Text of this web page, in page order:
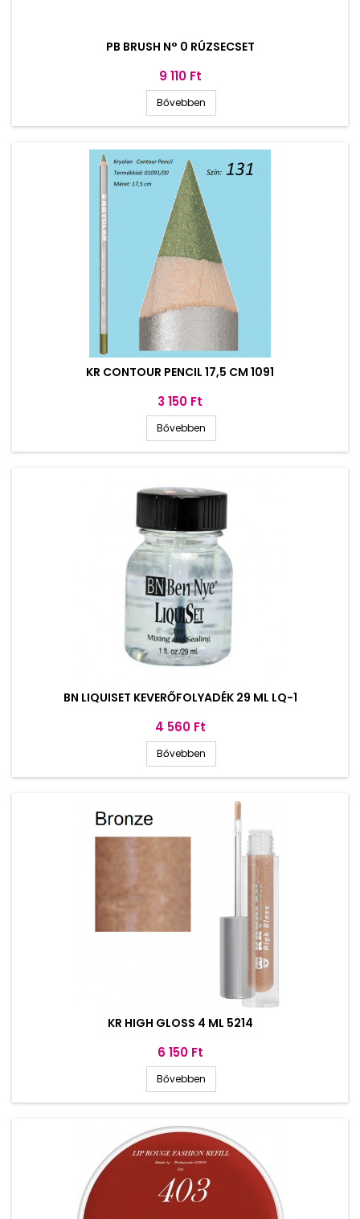
PB BRUSH N° 0 RÚZSECSET
Ár
9 110 Ft
Bővebben
KR CONTOUR PENCIL 17,5 CM 1091
Ár
3 150 Ft
Bővebben
BN LIQUISET KEVERŐFOLYADÉK 29 ML LQ-1
Ár
4 560 Ft
Bővebben
KR HIGH GLOSS 4 ML 5214
Ár
6 150 Ft
Bővebben